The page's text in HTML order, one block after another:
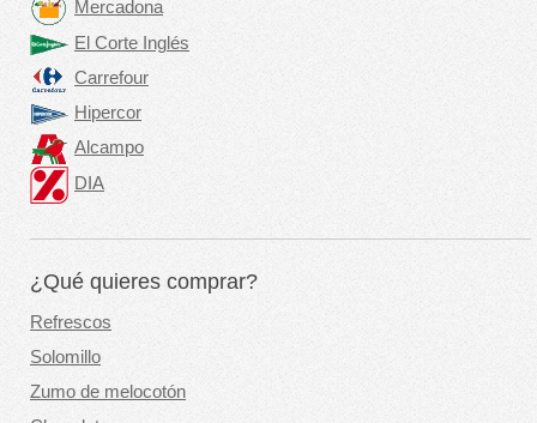
Mercadona
El Corte Inglés
Carrefour
Hipercor
Alcampo
DIA
¿Qué quieres comprar?
Refrescos
Solomillo
Zumo de melocotón